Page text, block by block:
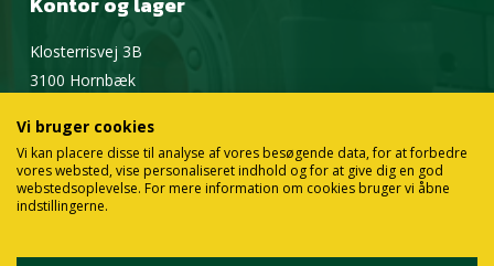
Klosterrisvej 3B
3100 Hornbæk
Vi bruger cookies
Vi kan placere disse til analyse af vores besøgende data, for at forbedre
vores websted, vise personaliseret indhold og for at give dig en god
webstedsoplevelse. For mere information om cookies bruger vi åbne
indstillingerne.